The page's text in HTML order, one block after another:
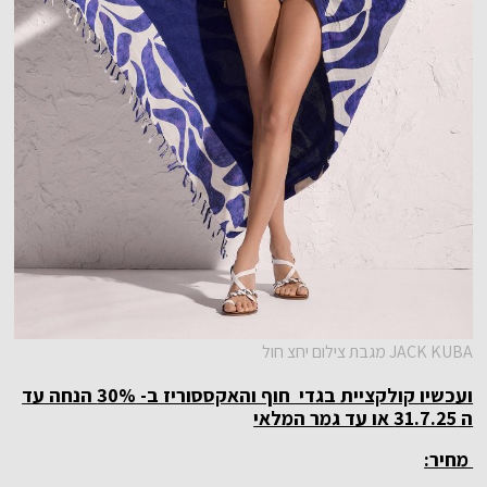
JACK KUBA מגבת צילום יחצ חול
ועכשיו קולקציית בגדי חוף והאקססוריז ב- 30% הנחה עד
ה 31.7.25 או עד גמר המלאי
מחיר: